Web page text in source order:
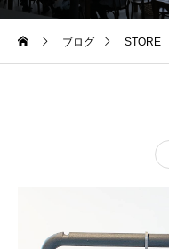
ブログ STORE